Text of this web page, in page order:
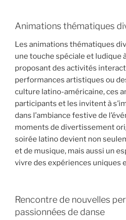
Animations thématiques
Les animations thématiques
une touche spéciale et ludique
proposant des activités
performances artistiques ou
culture latino-américaine, ces
participants et les invitent à
dans l’ambiance festive de
moments de divertissement
soirée latino devient non
et de musique, mais aussi un
vivre des expériences uniques
Rencontre de nouvelles
passionnées de danse